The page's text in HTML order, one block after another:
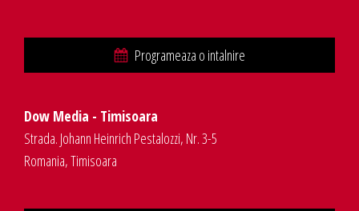
Programeaza o intalnire
Dow Media - Timisoara
Strada. Johann Heinrich Pestalozzi, Nr. 3-5
Romania, Timisoara